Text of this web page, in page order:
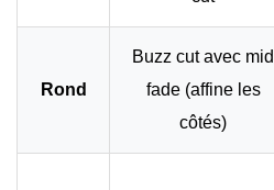
Rond
Buzz cut avec mid
fade (affine les
côtés)